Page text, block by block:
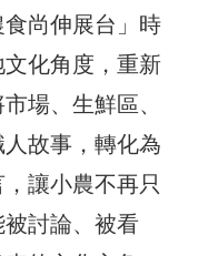
尚伸展台」時
化角度，重新
場、生鮮區、
故事，轉化為
讓小農不再只
討論、被看